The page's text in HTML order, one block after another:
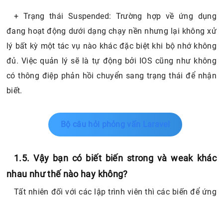
+ Trạng thái Suspended: Trường hợp về ứng dụng
đang hoạt động dưới dạng chạy nền nhưng lại không xử
lý bất kỳ một tác vụ nào khác đặc biệt khi bộ nhớ không
đủ. Việc quản lý sẽ là tự động bởi IOS cũng như không
có thông điệp phản hồi chuyển sang trạng thái để nhận
biết.
Bộ câu hỏi phỏng vấn Laravel
1.5. Vậy bạn có biết biến strong và weak khác
nhau như thế nào hay không?
Tất nhiên đối với các lập trình viên thì các biến để ứng